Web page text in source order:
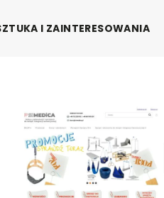
I ZAINTERESOWANIA